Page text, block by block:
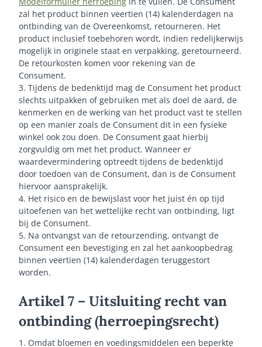
zal het product binnen veertien (14) kalenderdagen na
ontbinding van de Overeenkomst, retourneren. Het
product inclusief toebehoren wordt, indien redelijkerwijs
mogelijk in originele staat en verpakking, geretourneerd.
De retourkosten komen voor rekening van de
Consument.
3. Tijdens de bedenktijd mag de Consument het product
slechts uitpakken of gebruiken met als doel de aard, de
kenmerken en de werking van het product vast te stellen
op een manier zoals de Consument dit in een fysieke
winkel ook zou doen. De Consument gaat hierbij
zorgvuldig om met het product. Wanneer er
waardevermindering optreedt tijdens de bedenktijd
door toedoen van de Consument, dan is de Consument
hiervoor aansprakelijk.
4. Het risico en de bewijslast voor het juist én op tijd
uitoefenen van het wettelijke recht van ontbinding, ligt
bij de Consument.
5. Na ontvangst van de retourzending, ontvangt de
Consument een bevestiging en zal het aankoopbedrag
binnen veertien (14) kalenderdagen teruggestort
worden.
Artikel 7 – Uitsluiting recht van
ontbinding (herroepingsrecht)
1. Omdat bloemen en voedingsmiddelen een beperkte